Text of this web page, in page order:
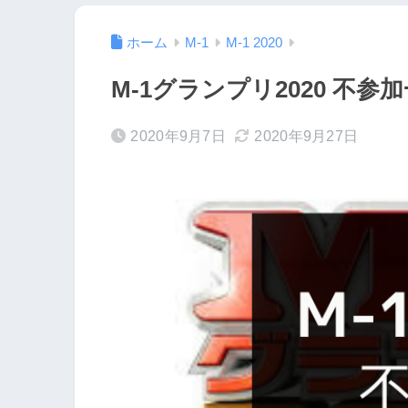
ホーム M-1 M-1 2020
M-1グランプリ2020 不参
2020年9月7日 2020年9月27日